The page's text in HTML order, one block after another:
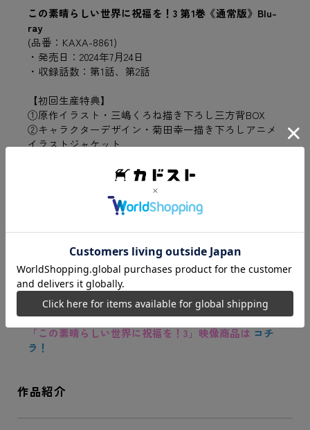
この素晴らしい世界に祝福を！3 第1巻《通常版》Blu-
ray
(品番：KAXA-8861)
・発売日：2024年7月24日
・収録話数：第1話、第2話
【初回生産特典】
①原作イラスト・三嶋くろね描き下ろし三方背BOX
②キャラクターデザイン・菊田幸一描き下ろしアニメ
イラストジャケット
④複製アフレコ台本（第1話、第2話）
①スペシャルオーディオコメンタリー
第1話：福島潤（カズマ役）・雨宮天（アクア役）・
渡辺明乃（シルビア役）
第2話：雨宮天（アクア役）・茅野愛衣（ダクネス
役）・西田雅一（バニル役）
②ノンクレジットOP
③WEB予告
「この素晴らしい世界に祝福を！3」映像商品はコチ
ラ！
作品紹介